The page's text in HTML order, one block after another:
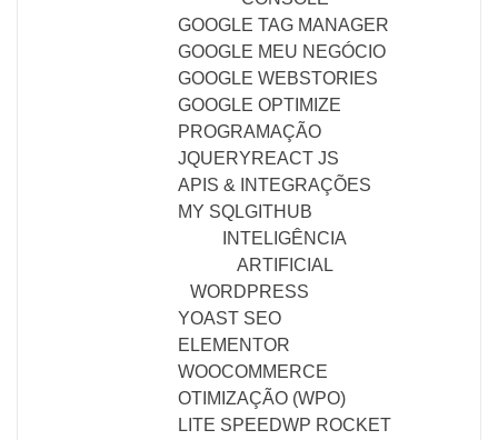
GOOGLE TAG MANAGER
GOOGLE MEU NEGÓCIO
GOOGLE WEBSTORIES
GOOGLE OPTIMIZE
PROGRAMAÇÃO
JQUERYREACT JS
APIS & INTEGRAÇÕES
MY SQLGITHUB
INTELIGÊNCIA
ARTIFICIAL
WORDPRESS
YOAST SEO
ELEMENTOR
WOOCOMMERCE
OTIMIZAÇÃO (WPO)
LITE SPEEDWP ROCKET